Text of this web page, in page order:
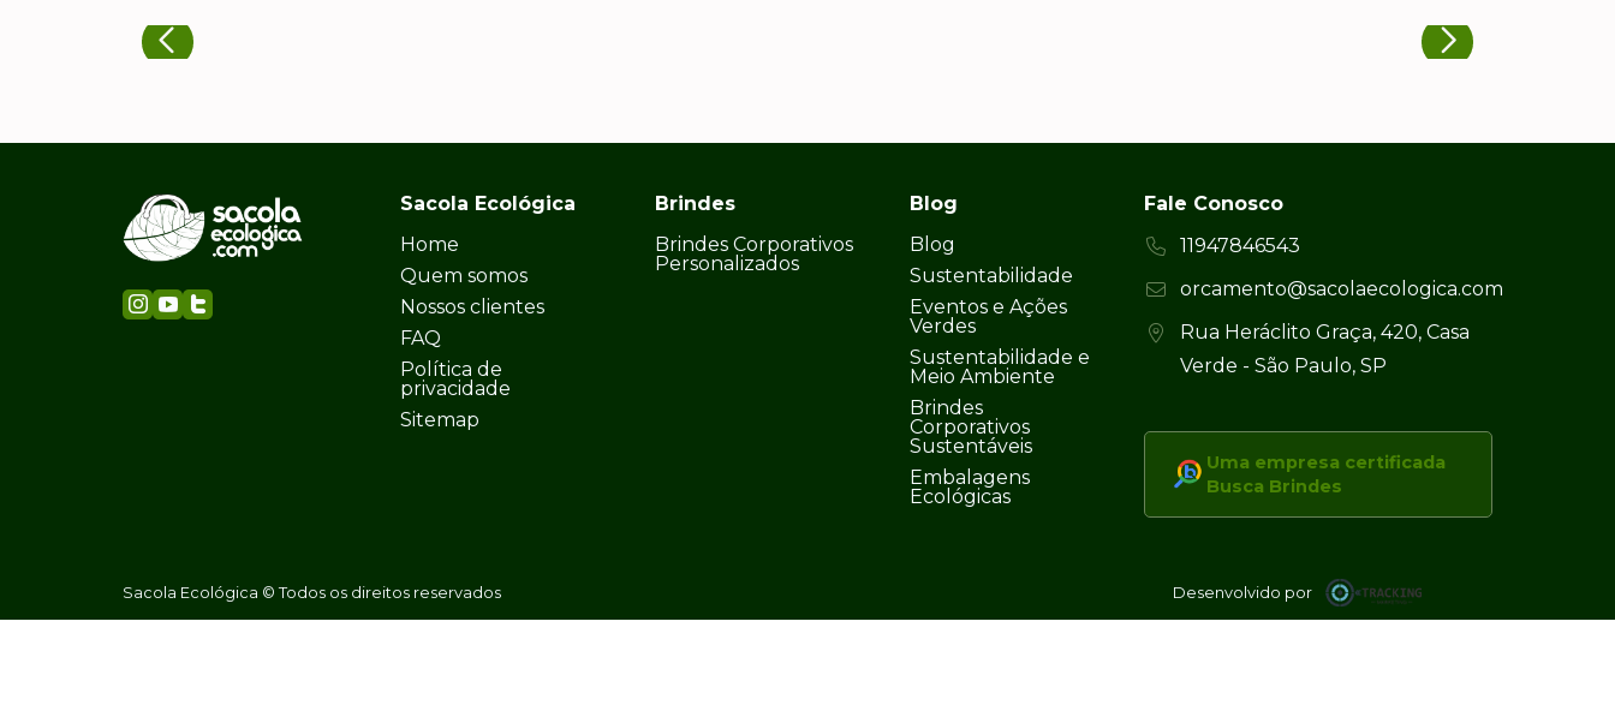
Sacola Ecológica
Home
Quem somos
Nossos clientes
FAQ
Política de
privacidade
Sitemap
Brindes
Brindes Corporativos
Personalizados
Blog
Blog
Sustentabilidade
Eventos e Ações
Verdes
Sustentabilidade e
Meio Ambiente
Brindes
Corporativos
Sustentáveis
Embalagens
Ecológicas
Fale Conosco
11947846543
orcamento@sacolaecologica.com
Rua Heráclito Graça, 420, Casa
Verde - São Paulo, SP
Uma empresa certificada
Busca Brindes
Sacola Ecológica © Todos os direitos reservados Desenvolvido por